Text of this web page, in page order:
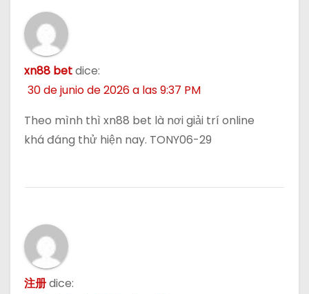
xn88 betdice:
30 de junio de 2026 a las 9:37 PM
Theo mình thì xn88 bet là nơi giải trí online
khá đáng thử hiện nay. TONY06-29
注册dice: